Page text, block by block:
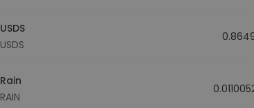
USDS
USDS
Rain
RAIN